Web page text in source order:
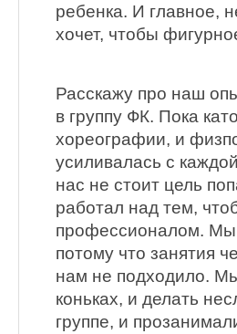
ребенка. И главное,
хочет, чтобы
Расскажу про наш
в группу ФК. Пока
хореографии, и
усиливалась с
нас не стоит цель
работал над тем,
профессионалом. Мы
потому что занятия
нам не подходило.
коньках, и делать
группе, и